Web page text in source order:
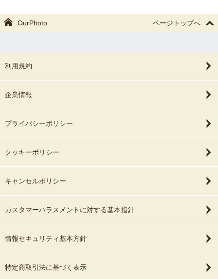
OurPhoto ページトップへ
利用規約
企業情報
プライバシーポリシー
クッキーポリシー
キャンセルポリシー
カスタマーハラスメントに対する基本指針
情報セキュリティ基本方針
特定商取引法に基づく表示